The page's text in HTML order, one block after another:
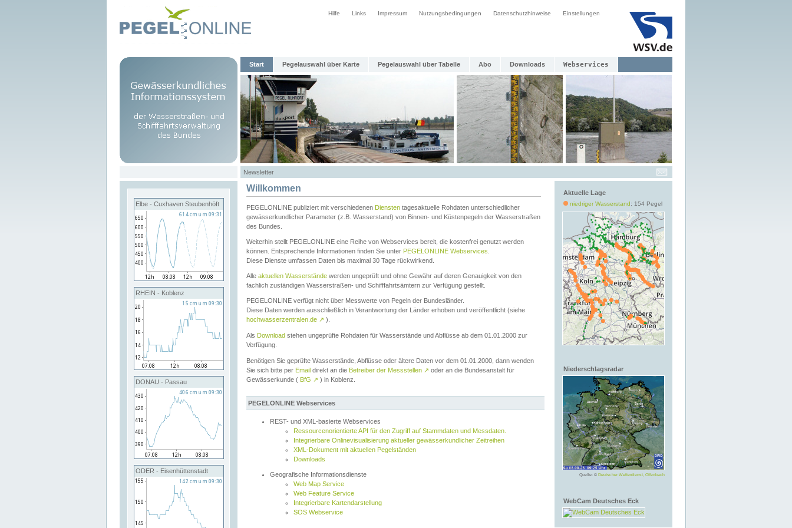
Hilfe Links Impressum Nutzungsbedingungen Datenschutzhinweise Einstellungen
Start Pegelauswahl über Karte Pegelauswahl über Tabelle Abo Downloads Webservices
Newsletter
Elbe - Cuxhaven Steubenhöft
RHEIN - Koblenz
DONAU - Passau
ODER - Eisenhüttenstadt
Aktuelle Lage
niedriger Wasserstand: 154 Pegel
Niederschlagsradar
Quelle: © Deutscher Wetterdienst, Offenbach
WebCam Deutsches Eck
Willkommen
PEGELONLINE publiziert mit verschiedenen Diensten tagesaktuelle Rohdaten unterschiedlicher
gewässerkundlicher Parameter (z.B. Wasserstand) von Binnen- und Küstenpegeln der Wasserstraßen
des Bundes.
Weiterhin stellt PEGELONLINE eine Reihe von Webservices bereit, die kostenfrei genutzt werden
können. Entsprechende Informationen finden Sie unter PEGELONLINE Webservices
Diese Dienste umfassen Daten bis maximal 30 Tage rückwirkend.
Alle aktuellen Wasserstände werden ungeprüft und ohne Gewähr auf deren Genauigkeit von den
fachlich zuständigen Wasserstraßen- und Schifffahrtsämtern zur Verfügung gestellt.
PEGELONLINE verfügt nicht über Messwerte von Pegeln der Bundesländer.
Diese Daten werden ausschließlich in Verantwortung der Länder erhoben und veröffentlicht (siehe
hochwasserzentralen.de ↗ ).
Als Download stehen ungeprüfte Rohdaten für Wasserstände und Abflüsse ab dem 01.01.2000 zur
Verfügung.
Benötigen Sie geprüfte Wasserstände, Abflüsse oder ältere Daten vor dem 01.01.2000, dann wenden
Sie sich bitte per Email direkt an die Betreiber der Messstellen ↗ oder an die Bundesanstalt für
Gewässerkunde ( BfG ↗ ) in Koblenz.
PEGELONLINE Webservices
REST- und XML-basierte Webservices
Ressourcenorientierte API für den Zugriff auf Stammdaten und Messdaten.
Integrierbare Onlinevisualisierung aktueller gewässerkundlicher Zeitreihen
XML-Dokument mit aktuellen Pegelständen
Downloads
Geografische Informationsdienste
Web Map Service
Web Feature Service
Integrierbare Kartendarstellung
SOS Webservice